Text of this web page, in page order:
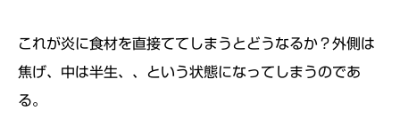
これが炎に食材を直接ててしまうとどうなるか？外側は
焦げ、中は半生、、という状態になってしまうのであ
る。